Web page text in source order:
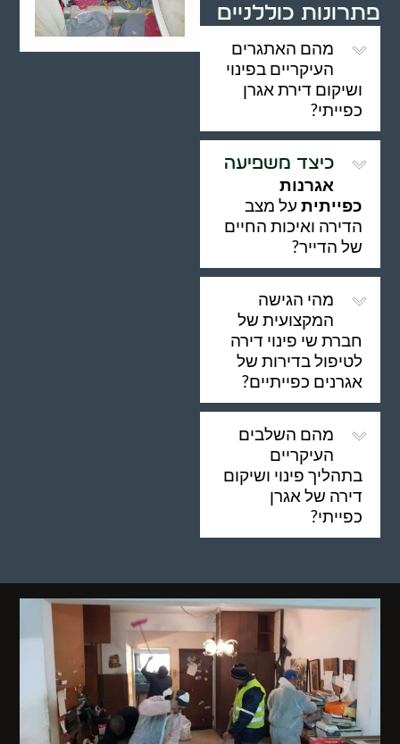
פתרונות כוללניים
מהם האתגרים
העיקריים בפינוי
ושיקום דירת אגרן
כפייתי?
כיצד משפיעה
אגרנות
כפייתית על מצב
הדירה ואיכות החיים
של הדייר?
מהי הגישה
המקצועית של
חברת שי פינוי דירה
לטיפול בדירות של
אגרנים כפייתיים?
מהם השלבים
העיקריים
בתהליך פינוי ושיקום
דירה של אגרן
כפייתי?